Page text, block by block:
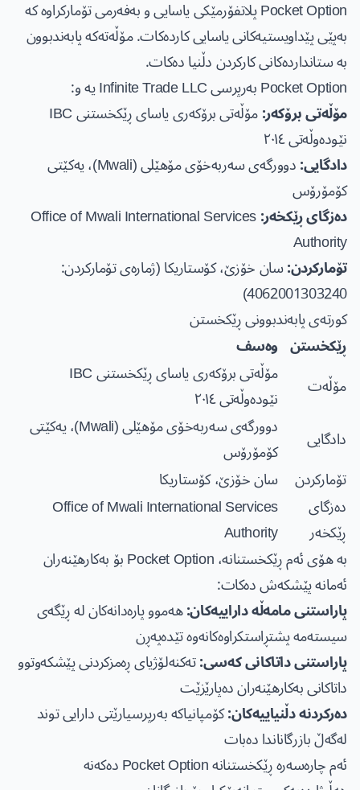
Pocket Option پلاتفۆرمێکی یاسایی و بەفەرمی تۆمارکراوە کە
بەپێی پێداویستیەکانی یاسایی کاردەکات. مۆڵەتەکە پابەندبوون
بە ستانداردەکانی کارکردن دڵنیا دەکات.
Pocket Option بەرپرسی Infinite Trade LLC یە و:
مۆڵەتی برۆکەر:
مۆڵەتی برۆکەری یاسای ڕێکخستنی IBC
نێودەوڵەتی ٢٠١٤
دادگایی:
دوورگەی سەربەخۆی مۆهێلی (Mwali)، یەکێتی
کۆمۆرۆس
دەزگای ڕێکخەر:Office of Mwali International Services
Authority
تۆمارکردن:سان خۆزێ، کۆستاریکا (ژمارەی تۆمارکردن:
4062001303240)
کورتەی پابەندبوونی ڕێکخستن
ڕێکخستن وەسف
مۆڵەت
مۆڵەتی برۆکەری یاسای ڕێکخستنی IBC
نێودەوڵەتی ٢٠١٤
دادگایی
دوورگەی سەربەخۆی مۆهێلی (Mwali)، یەکێتی
کۆمۆرۆس
تۆمارکردن سان خۆزێ، کۆستاریکا
دەزگای
ڕێکخەر
Office of Mwali International Services
Authority
بە هۆی ئەم ڕێکخستنانە، Pocket Option بۆ بەکارهێنەران
ئەمانە پێشکەش دەکات:
پاراستنی مامەڵە داراییەکان:هەموو پارەدانەکان لە ڕێگەی
سیستەمە پشتڕاستکراوەکانەوە تێدەپەڕن
پاراستنی داتاکانی کەسی:تەکنەلۆژیای ڕەمزکردنی پێشکەوتوو
داتاکانی بەکارهێنەران دەپارێزێت
دەرکردنە دڵنیاییەکان:کۆمپانیاکە بەرپرسیارێتی دارایی توند
لەگەڵ بازرگاناندا دەبات
ئەم چارەسەرە ڕێکخستنانە Pocket Option دەکەنە